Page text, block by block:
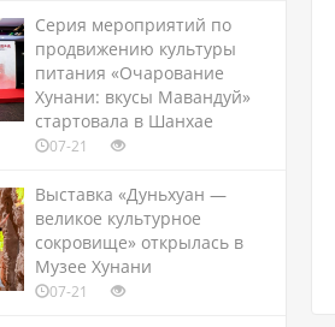
Серия мероприятий по
продвижению культуры
питания «Очарование
Хунани: вкусы Мавандуй»
стартовала в Шанхае
07-21
Выставка «Дуньхуан —
великое культурное
сокровище» открылась в
Музее Хунани
07-21